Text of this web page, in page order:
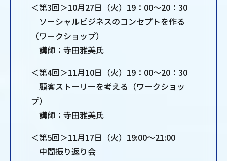
＜第3回＞10月27日（火）19：00～20：30
ソーシャルビジネスのコンセプトを作る
（ワークショップ）
講師：寺田雅美氏
＜第4回＞11月10日（火）19：00～20：30
顧客ストーリーを考える（ワークショッ
プ）
講師：寺田雅美氏
＜第5回＞11月17日（火）19:00～21:00
中間振り返り会